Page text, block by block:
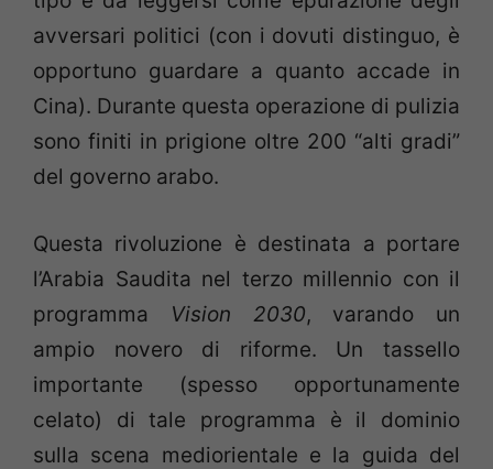
avversari politici (con i dovuti distinguo, è
opportuno guardare a quanto accade in
Cina). Durante questa operazione di pulizia
sono finiti in prigione oltre 200 “alti gradi”
del governo arabo.
Questa rivoluzione è destinata a portare
l’Arabia Saudita nel terzo millennio con il
programma Vision 2030, varando un
ampio novero di riforme. Un tassello
importante (spesso opportunamente
celato) di tale programma è il dominio
sulla scena mediorientale e la guida del